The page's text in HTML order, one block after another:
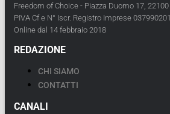
Freedom of Choice - Piazza Duomo 17,
PIVA Cf e N° Iscr. Registro Imprese
Online dal 14 febbraio 2018
REDAZIONE
CHI SIAMO
CONTATTI
CANALI